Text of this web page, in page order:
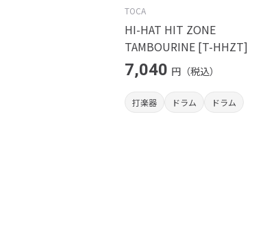
TOCA
HI-HAT HIT ZONE
TAMBOURINE [T-HHZT]
7,040 円（税込）
打楽器 ドラム ドラム